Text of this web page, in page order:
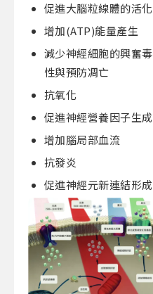
促進大腦粒線體的活化
增加(ATP)能量產生
減少神經細胞的興奮毒
性與預防凋亡
抗氧化
促進神經營養因子生成
增加腦局部血流
抗發炎
促進神經元新連結形成